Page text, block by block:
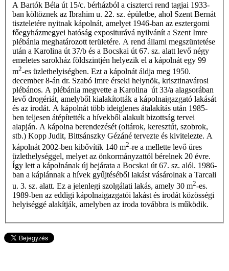
A Bartók Béla út 15/c. bérházból a ciszterci rend tagjai 1933-
ban költöznek az Ibrahim u. 22. sz. épületbe, ahol Szent Bernát
tiszteletére nyitnak kápolnát, amelyet 1946-ban az esztergomi
főegyházmegyei hatóság expositurá­vá nyilvánít a Szent Imre
plébánia meghatározott területére. A rend állami megszüntetése
után a Karolina út 37/b és a Bocskai út 67. sz. alatt levő négy
emeletes sarokház földszintjén helyezik el a kápolnát egy 99
m2-es üzlethelyiségben. Ezt a kápolnát áldja meg 1950.
december 8-án dr. Szabó Imre érseki helynök, krisztinavárosi
plébános. A plébánia megvette a Karolina út 33/a alagsorában
levő drogériát, amelyből kialakították a kápolnaigazgató lakását
és az irodát. A kápolnát több ideiglenes átalakítás után 1985-
ben teljesen átépítették a hívekből alakult bizottság tervei
alapján. A kápolna berendezését (oltárok, keresztút, szobrok,
stb.) Kopp Judit, Bittsánszky Gézáné tervezte és kivitelezte. A
kápolnát 2002-ben kibővítik 140 m2-re a mellette levő üres
üzlethelységgel, melyet az önkormányzattól bérelnek 20 évre.
Így lett a kápolnának új bejárata a Bocskai út 67. sz. alól. 1986-
ban a káplánnak a hívek gyűjtéséből lakást vásárolnak a Tarcali
u. 3. sz. alatt. Ez a jelenlegi szolgálati lakás, amely 30 m2-es.
1989-ben az eddigi kápolnaigazgatói lakást és irodát közösségi
helyiséggé alakítják, amelyben az iroda továbbra is működik.